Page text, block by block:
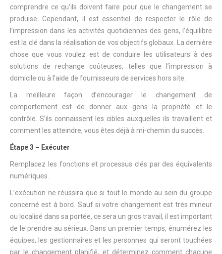
comprendre ce qu’ils doivent faire pour que le changement se
produise. Cependant, il est essentiel de respecter le rôle de
l’impression dans les activités quotidiennes des gens, l’équilibre
est la clé dans la réalisation de vos objectifs globaux. La dernière
chose que vous voulez est de conduire les utilisateurs à des
solutions de rechange coûteuses, telles que l’impression à
domicile ou à l’aide de fournisseurs de services hors site.
La meilleure façon d’encourager le changement de
comportement est de donner aux gens la propriété et le
contrôle. S’ils connaissent les cibles auxquelles ils travaillent et
comment les atteindre, vous êtes déjà à mi-chemin du succès.
Étape 3 – Exécuter
Remplacez les fonctions et processus clés par des équivalents
numériques.
L’exécution ne réussira que si tout le monde au sein du groupe
concerné est à bord. Sauf si votre changement est très mineur
ou localisé dans sa portée, ce sera un gros travail, il est important
de le prendre au sérieux. Dans un premier temps, énumérez les
équipes, les gestionnaires et les personnes qui seront touchées
par le changement planifié, et déterminez comment chacune